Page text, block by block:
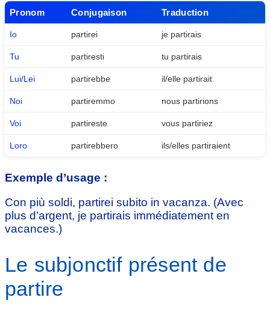
Pronom Conjugaison Traduction
Io partirei je partirais
Tu partiresti tu partirais
Lui/Lei partirebbe il/elle partirait
Noi partiremmo nous partirions
Voi partireste vous partiriez
Loro partirebbero ils/elles partiraient
Exemple d’usage :
Con più soldi, partirei subito in vacanza. (Avec
plus d’argent, je partirais immédiatement en
vacances.)
Le subjonctif présent de
partire